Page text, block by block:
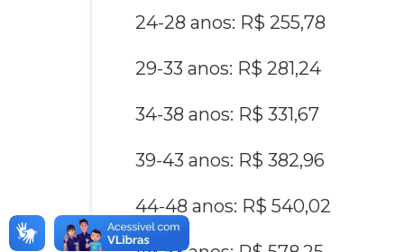
24-28 anos: R$ 255,78
29-33 anos: R$ 281,24
34-38 anos: R$ 331,67
39-43 anos: R$ 382,96
44-48 anos: R$ 540,02